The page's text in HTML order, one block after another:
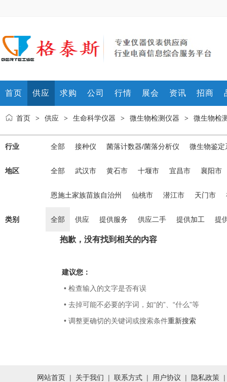
首页 供应 求购 公司 行情 展会 资讯 招商
首页 > 供应 > 生命科学仪器 > 微生物检测仪器 > 微生物检
行业 全部 接种仪 菌落计数器/菌落分析仪 微生物鉴定
地区 全部 武汉市 黄石市 十堰市 宜昌市 襄阳市
恩施土家族苗族自治州 仙桃市 潜江市 天门市
类别 全部 供应 提供服务 供应二手 提供加工 提
抱歉，没有找到相关的内容
建议您：
• 检查输入的文字是否有误
• 去掉可能不必要的字词，如“的”、“什么”等
• 调整更确切的关键词或搜索条件重新搜索
网站首页 | 关于我们 | 联系方式 | 用户协议 | 隐私政策